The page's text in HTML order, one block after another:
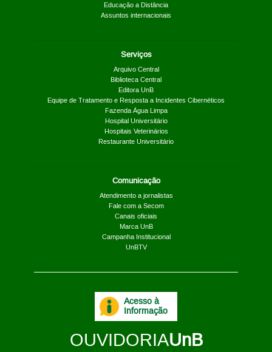
Educação a Distância
Assuntos internacionais
Serviços
Arquivo Central
Biblioteca Central
Editora UnB
Equipe de Tratamento e Resposta a Incidentes Cibernéticos
Fazenda Água Limpa
Hospital Universitário
Hospitais Veterinários
Restaurante Universitário
Comunicação
Atendimento a jornalistas
Fale com a Secom
Canais oficiais
Marca UnB
Campanha Institucional
UnBTV
Acesso à
Informação
OUVIDORIAUnB